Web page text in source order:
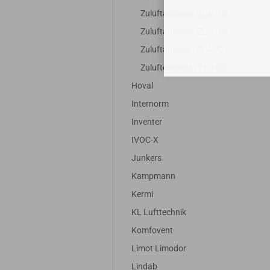
Zuluftautomat ZLA 100
Zuluftautomat ZLA 160
Zuluftautomat ZLA 80
Zuluftelement ZLE 100
Hoval
Internorm
Inventer
IVOC-X
Junkers
Kampmann
Kermi
KL Lufttechnik
Komfovent
Limot Limodor
Lindab